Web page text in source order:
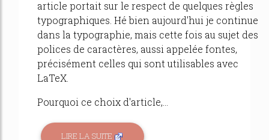
article portait sur le respect de quelques règles
typographiques. Hé bien aujourd'hui je continue
dans la typographie, mais cette fois au sujet des
polices de caractères, aussi appelée fontes,
précisément celles qui sont utilisables avec
LaTeX.
Pourquoi ce choix d'article,...
LIRE LA SUITE